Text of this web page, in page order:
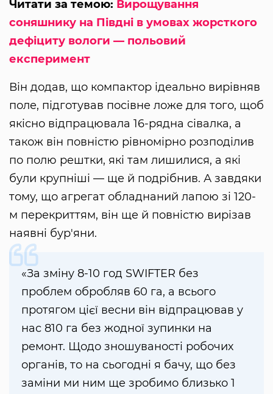
Читати за темою: Вирощування
соняшнику на Півдні в умовах жорсткого
дефіциту вологи — польовий
експеримент
Він додав, що компактор ідеально вирівняв
поле, підготував посівне ложе для того, щоб
якісно відпрацювала 16-рядна сівалка, а
також він повністю рівномірно розподілив
по полю рештки, які там лишилися, а які
були крупніші — ще й подрібнив. А завдяки
тому, що агрегат обладнаний лапою зі 120-
м перекриттям, він ще й повністю вирізав
наявні бур'яни.
«За зміну 8-10 год SWIFTER без
проблем обробляв 60 га, а всього
протягом цієї весни він відпрацював у
нас 810 га без жодної зупинки на
ремонт. Щодо зношуваності робочих
органів, то на сьогодні я бачу, що без
заміни ми ним ще зробимо близько 1